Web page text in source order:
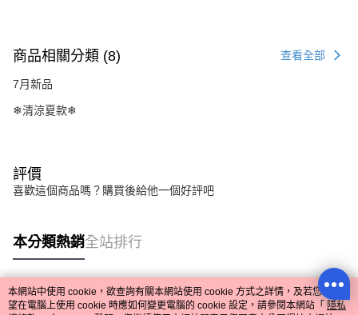
商品相關分類 (8) 查看全部
7月新品
❄清涼夏款❄
評價
喜歡這個商品嗎？購買後給他一個好評吧
本分類熱銷全站排行
熱門標籤
本網站中使用 cookie，欲查詢有關本網站使用 cookie 方式之詳情，及若您不希
望在電腦上使用 cookie 時應如何變更電腦的 cookie 設定，請參閱本網站「 隱私